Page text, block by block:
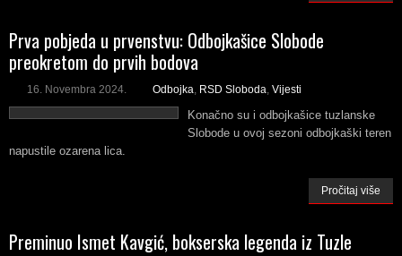
Prva pobjeda u prvenstvu: Odbojkašice Slobode
preokretom do prvih bodova
16. Novembra 2024. Odbojka, RSD Sloboda, Vijesti
Konačno su i odbojkašice tuzlanske
Slobode u ovoj sezoni odbojkaški teren
napustile ozarena lica.
Pročitaj više
Preminuo Ismet Kavgić, bokserska legenda iz Tuzle